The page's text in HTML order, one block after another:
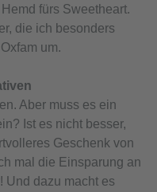
fürs Sweetheart.
die ich besonders
um.
Aber muss es ein
Ist es nicht besser,
Geschenk von
mal die Einsparung an
Und dazu macht es